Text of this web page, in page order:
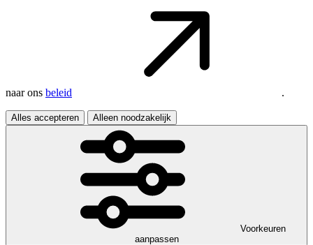
naar ons beleid .
Alles accepteren Alleen noodzakelijk
Voorkeuren
aanpassen